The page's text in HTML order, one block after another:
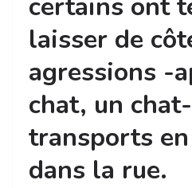
laisser de
agressions -
chat, un
transports
dans la rue.